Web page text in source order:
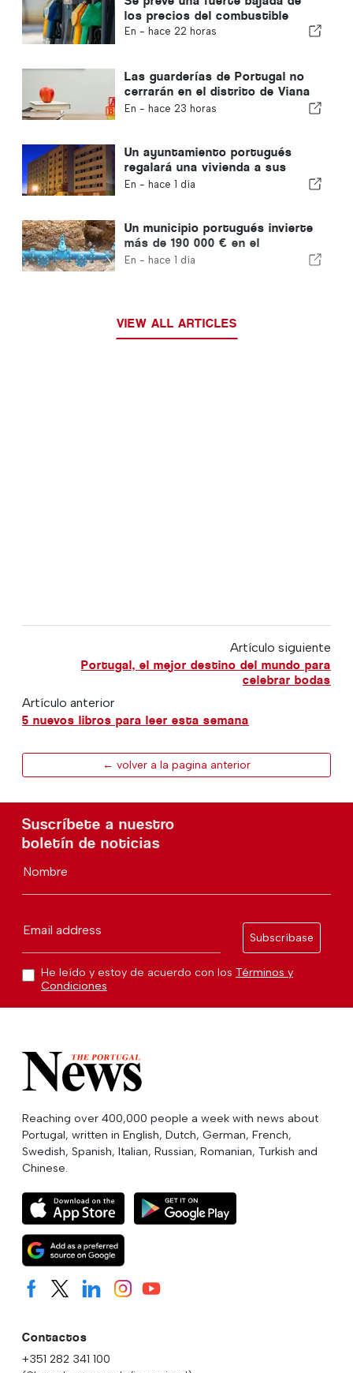
los precios del combustible
En - hace 22 horas
Las guarderías de Portugal no
cerrarán en el distrito de Viana
do Castelo
En - hace 23 horas
Un ayuntamiento portugués
regalará una vivienda a sus
ciudadanos
En - hace 1 día
Un municipio portugués invierte
más de 190 000 € en el
suministro de agua
En - hace 1 día
VIEW ALL ARTICLES
Artículo siguiente
Portugal, el mejor destino del mundo para
celebrar bodas
Artículo anterior
5 nuevos libros para leer esta semana
← volver a la pagina anterior
Suscríbete a nuestro
boletín de noticias
Nombre
Email address
Subscríbase
He leído y estoy de acuerdo con los Términos y
Condiciones
Reaching over 400,000 people a week with news about
Portugal, written in English, Dutch, German, French,
Swedish, Spanish, Italian, Russian, Romanian, Turkish and
Chinese.
Contactos
+351 282 341 100